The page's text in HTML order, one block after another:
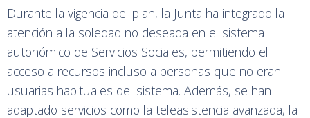
Durante la vigencia del plan, la Junta ha integrado la
atención a la soledad no deseada en el sistema
autonómico de Servicios Sociales, permitiendo el
acceso a recursos incluso a personas que no eran
usuarias habituales del sistema. Además, se han
adaptado servicios como la teleasistencia avanzada, la